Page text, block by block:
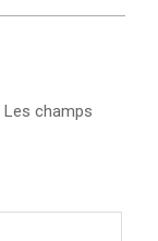
Les champs